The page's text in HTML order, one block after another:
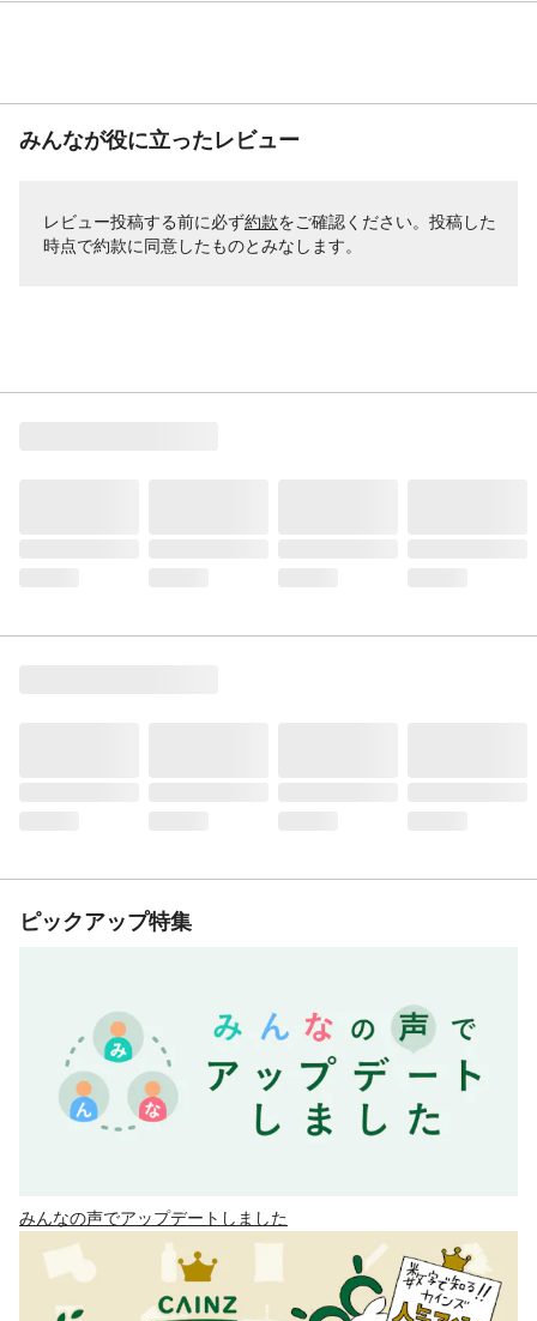
みんなが役に立ったレビュー
レビュー投稿する前に必ず約款をご確認ください。投稿した
時点で約款に同意したものとみなします。
ピックアップ特集
みんなの声でアップデートしました